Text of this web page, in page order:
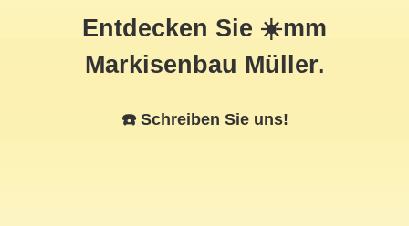
Entdecken Sie ☀️mm
Markisenbau Müller.
☎️ Schreiben Sie uns!